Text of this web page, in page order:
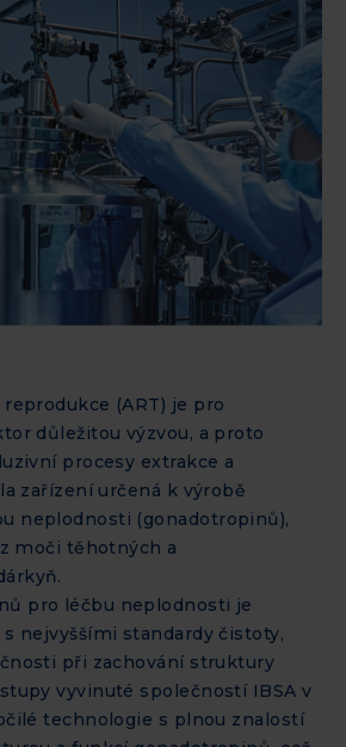
(ART) je pro
důležitou výzvou, a proto
procesy extrakce a
zařízení určená k výrobě
neplodnosti (gonadotropinů),
moči těhotných a
pro léčbu neplodnosti je
nejvyššími standardy čistoty,
při zachování struktury
vyvinuté společností IBSA v
technologie s plnou znalostí